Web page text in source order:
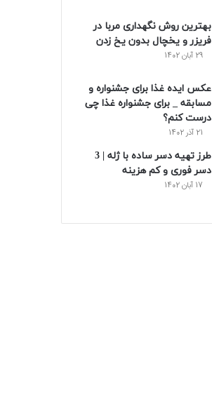
بهترین روش نگهداری مربا در
فریزر و یخچال بدون یخ زدن
29 آبان 1402
عکس ایده غذا برای جشنواره و
مسابقه _ برای جشنواره غذا چی
درست کنم؟
21 آذر 1402
طرز تهیه دسر ساده با ژله | 3
دسر فوری و کم هزینه
17 آبان 1402